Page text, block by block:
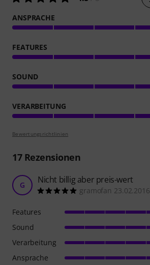
ANSPRACHE
FEATURES
SOUND
VERARBEITUNG
Bewertungsrichtlinien
17Rezensionen
G Nicht billig aber preis-wert
gramofan 23.02.2016
Features
Sound
Verarbeitung
Ansprache